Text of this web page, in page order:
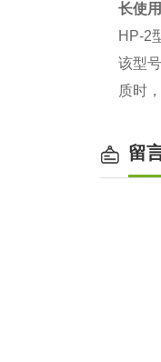
长使
HP-2
该型
质时
留